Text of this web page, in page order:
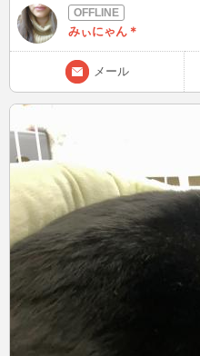
なぁ♪ 明日はみぃにゃんが仕事納
と…
みぃにゃん＊
メール